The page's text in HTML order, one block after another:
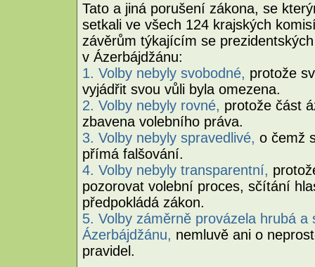
Tato a jiná porušení zákona, se
setkali ve všech 124 krajských
závěrům týkajícím se
v Ázerbájdžánu:
1. Volby nebyly svobodné, protože
vyjádřit svou vůli byla omezena.
2. Volby nebyly rovné, protože část
zbavena volebního práva.
3. Volby nebyly spravedlivé, o čemž
přímá falšování.
4. Volby nebyly transparentní,
pozorovat volební proces, sčítání
předpokládá zákon.
5. Volby záměrně provázela hrubá
Ázerbájdžánu, nemluvě ani o
pravidel.